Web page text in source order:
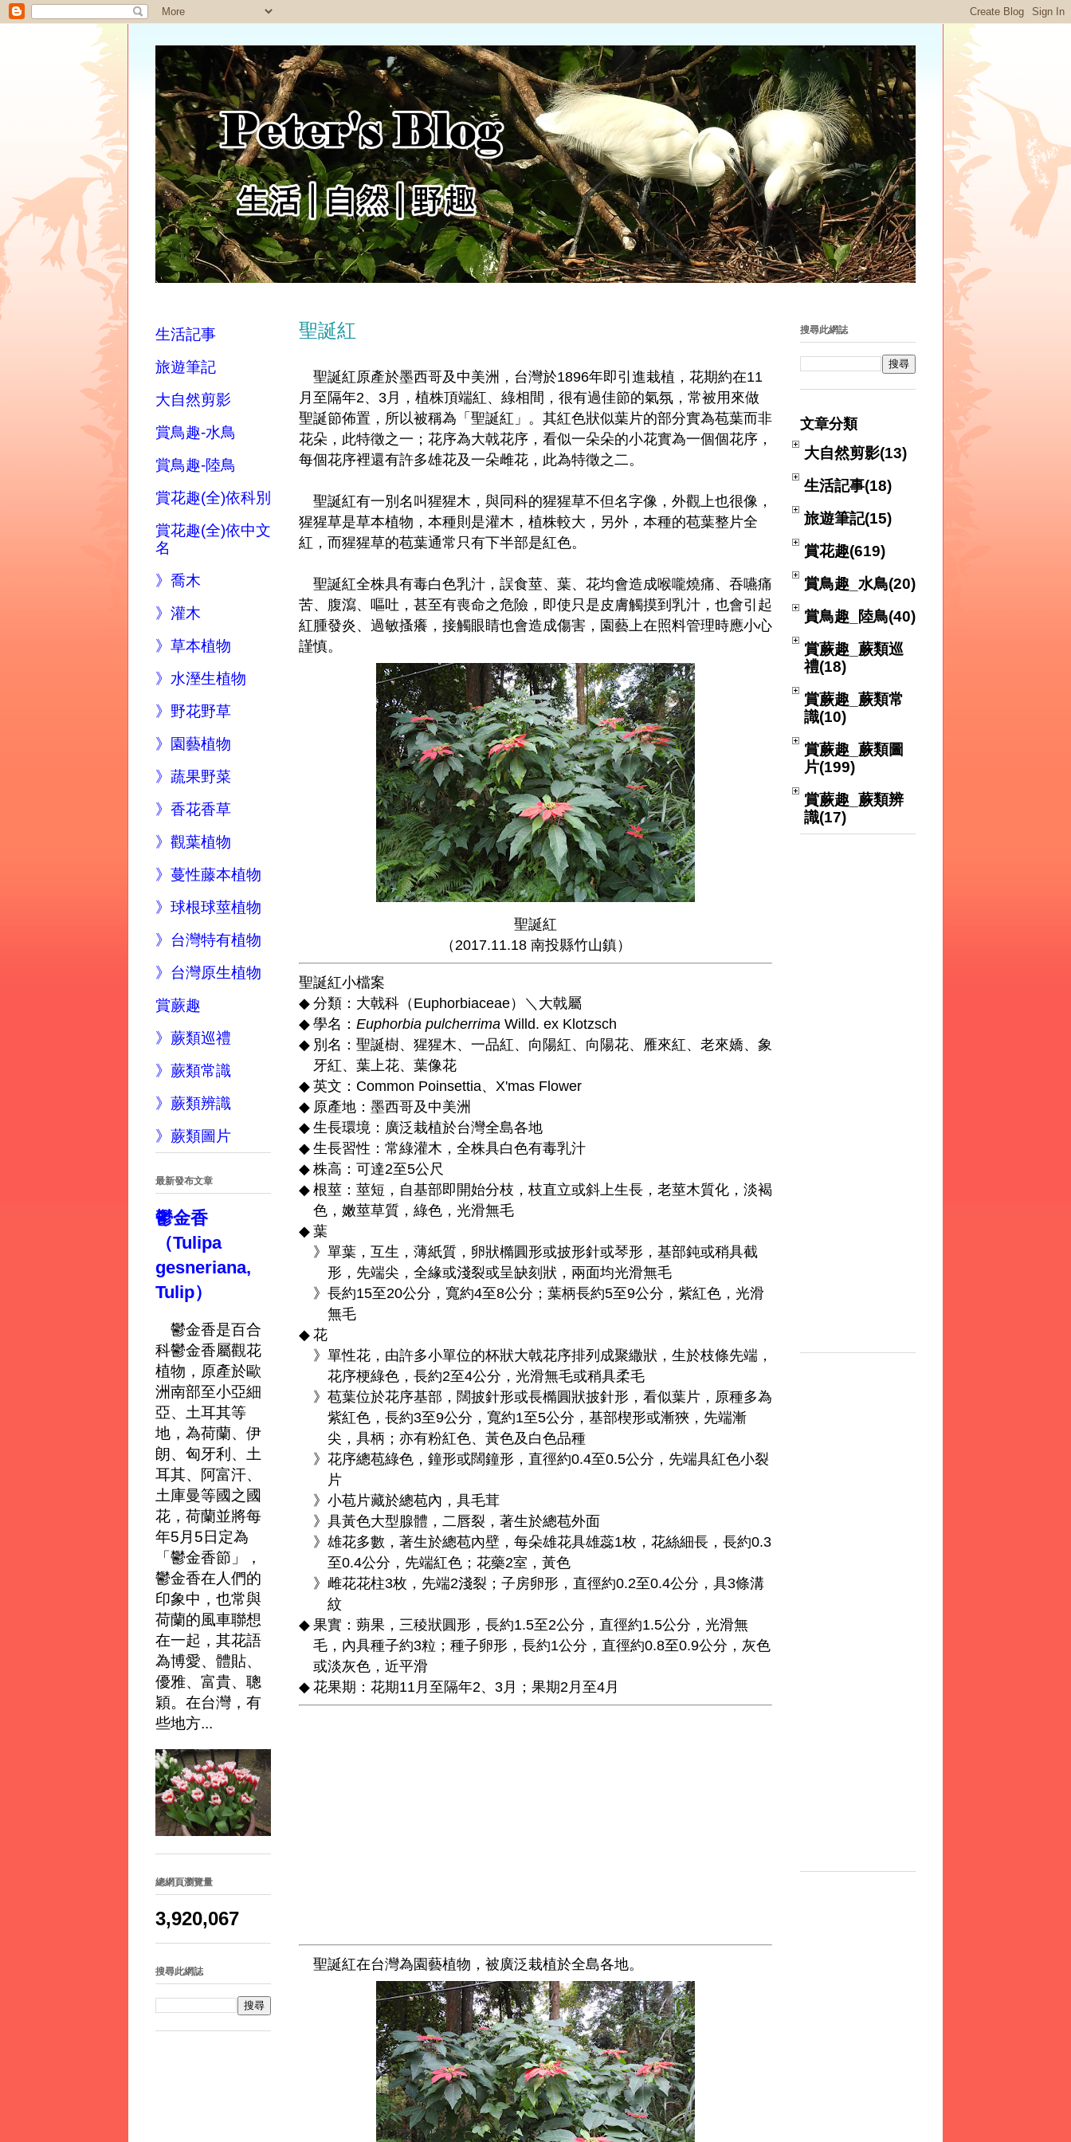
聖誕紅
聖誕紅原產於墨西哥及中美洲，台灣於1896年即引進栽植，花期約在11
月至隔年2、3月，植株頂端紅、綠相間，很有過佳節的氣氛，常被用來做
聖誕節佈置，所以被稱為「聖誕紅」。其紅色狀似葉片的部分實為苞葉而非
花朵，此特徵之一；花序為大戟花序，看似一朵朵的小花實為一個個花序，
每個花序裡還有許多雄花及一朵雌花，此為特徵之二。
聖誕紅有一別名叫猩猩木，與同科的猩猩草不但名字像，外觀上也很像，
猩猩草是草本植物，本種則是灌木，植株較大，另外，本種的苞葉整片全
紅，而猩猩草的苞葉通常只有下半部是紅色。
聖誕紅全株具有毒白色乳汁，誤食莖、葉、花均會造成喉嚨燒痛、吞嚥痛
苦、腹瀉、嘔吐，甚至有喪命之危險，即使只是皮膚觸摸到乳汁，也會引起
紅腫發炎、過敏搔癢，接觸眼睛也會造成傷害，園藝上在照料管理時應小心
謹慎。
聖誕紅
（2017.11.18 南投縣竹山鎮）
聖誕紅小檔案
◆ 分類：大戟科（Euphorbiaceae）＼大戟屬
◆ 學名： Euphorbia pulcherrima Willd. ex Klotzsch
◆ 別名：聖誕樹、猩猩木、一品紅、向陽紅、向陽花、雁來紅、老來嬌、象
牙紅、葉上花、葉像花
◆ 英文：Common Poinsettia、X'mas Flower
◆ 原產地：墨西哥及中美洲
◆ 生長環境：廣泛栽植於台灣全島各地
◆ 生長習性：常綠灌木，全株具白色有毒乳汁
◆ 株高：可達2至5公尺
◆ 根莖：莖短，自基部即開始分枝，枝直立或斜上生長，老莖木質化，淡褐
色，嫩莖草質，綠色，光滑無毛
◆ 葉
》 單葉，互生，薄紙質，卵狀橢圓形或披形針或琴形，基部鈍或稍具截
形，先端尖，全緣或淺裂或呈缺刻狀，兩面均光滑無毛
》 長約15至20公分，寬約4至8公分；葉柄長約5至9公分，紫紅色，光滑
無毛
◆ 花
》 單性花，由許多小單位的杯狀大戟花序排列成聚繖狀，生於枝條先端，
花序梗綠色，長約2至4公分，光滑無毛或稍具柔毛
》 苞葉位於花序基部，闊披針形或長橢圓狀披針形，看似葉片，原種多為
紫紅色，長約3至9公分，寬約1至5公分，基部楔形或漸狹，先端漸
尖，具柄；亦有粉紅色、黃色及白色品種
》 花序總苞綠色，鐘形或闊鐘形，直徑約0.4至0.5公分，先端具紅色小裂
片
》 小苞片藏於總苞內，具毛茸
》 具黃色大型腺體，二唇裂，著生於總苞外面
》 雄花多數，著生於總苞內壁，每朵雄花具雄蕊1枚，花絲細長，長約0.3
至0.4公分，先端紅色；花藥2室，黃色
》 雌花花柱3枚，先端2淺裂；子房卵形，直徑約0.2至0.4公分，具3條溝
紋
◆ 果實：蒴果，三稜狀圓形，長約1.5至2公分，直徑約1.5公分，光滑無
毛，內具種子約3粒；種子卵形，長約1公分，直徑約0.8至0.9公分，灰色
或淡灰色，近平滑
◆ 花果期：花期11月至隔年2、3月；果期2月至4月
聖誕紅在台灣為園藝植物，被廣泛栽植於全島各地。
生活記事
旅遊筆記
大自然剪影
賞鳥趣-水鳥
賞鳥趣-陸鳥
賞花趣(全)依科別
賞花趣(全)依中文
名
》喬木
》灌木
》草本植物
》水溼生植物
》野花野草
》園藝植物
》蔬果野菜
》香花香草
》觀葉植物
》蔓性藤本植物
》球根球莖植物
》台灣特有植物
》台灣原生植物
賞蕨趣
》蕨類巡禮
》蕨類常識
》蕨類辨識
》蕨類圖片
最新發布文章
鬱金香
（Tulipa
gesneriana,
Tulip）
鬱金香是百合
科鬱金香屬觀花
植物，原產於歐
洲南部至小亞細
亞、土耳其等
地，為荷蘭、伊
朗、匈牙利、土
耳其、阿富汗、
土庫曼等國之國
花，荷蘭並將每
年5月5日定為
「鬱金香節」，
鬱金香在人們的
印象中，也常與
荷蘭的風車聯想
在一起，其花語
為博愛、體貼、
優雅、富貴、聰
穎。在台灣，有
些地方...
總網頁瀏覽量
3,920,067
搜尋此網誌
搜尋此網誌
文章分類
大自然剪影(13)
生活記事(18)
旅遊筆記(15)
賞花趣(619)
賞鳥趣_水鳥(20)
賞鳥趣_陸鳥(40)
賞蕨趣_蕨類巡
禮(18)
賞蕨趣_蕨類常
識(10)
賞蕨趣_蕨類圖
片(199)
賞蕨趣_蕨類辨
識(17)